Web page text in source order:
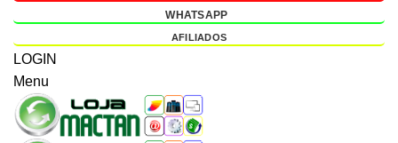
WHATSAPP
AFILIADOS
LOGIN
Menu